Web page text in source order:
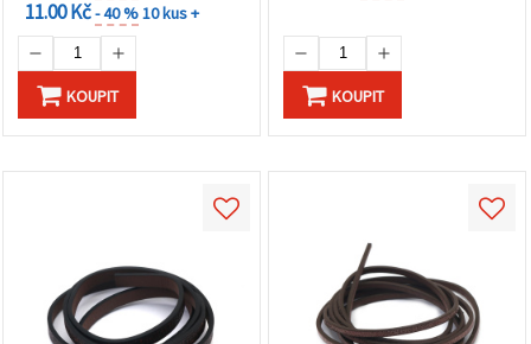
11.00 Kč- 40 %10 kus +
KOUPIT KOUPIT